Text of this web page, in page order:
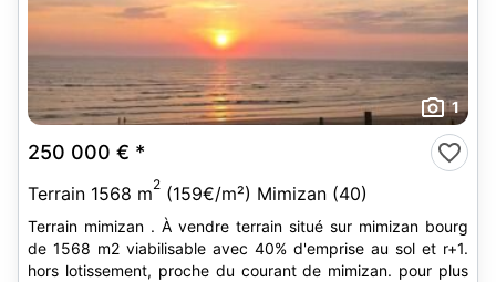
1
250 000 € *
Terrain 1568 m2 (159€/m²) Mimizan (40)
Terrain mimizan . À vendre terrain situé sur mimizan bourg
de 1568 m2 viabilisable avec 40% d'emprise au sol et r+1.
hors lotissement, proche du courant de mimizan. pour plus